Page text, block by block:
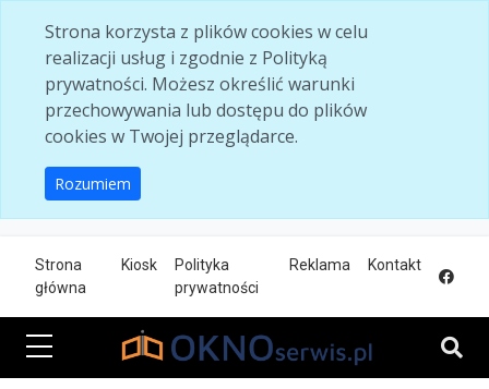
Strona korzysta z plików cookies w celu
realizacji usług i zgodnie z Polityką
prywatności. Możesz określić warunki
przechowywania lub dostępu do plików
cookies w Twojej przeglądarce.
Rozumiem
Strona
główna
Kiosk
Polityka
prywatności
Reklama Kontakt